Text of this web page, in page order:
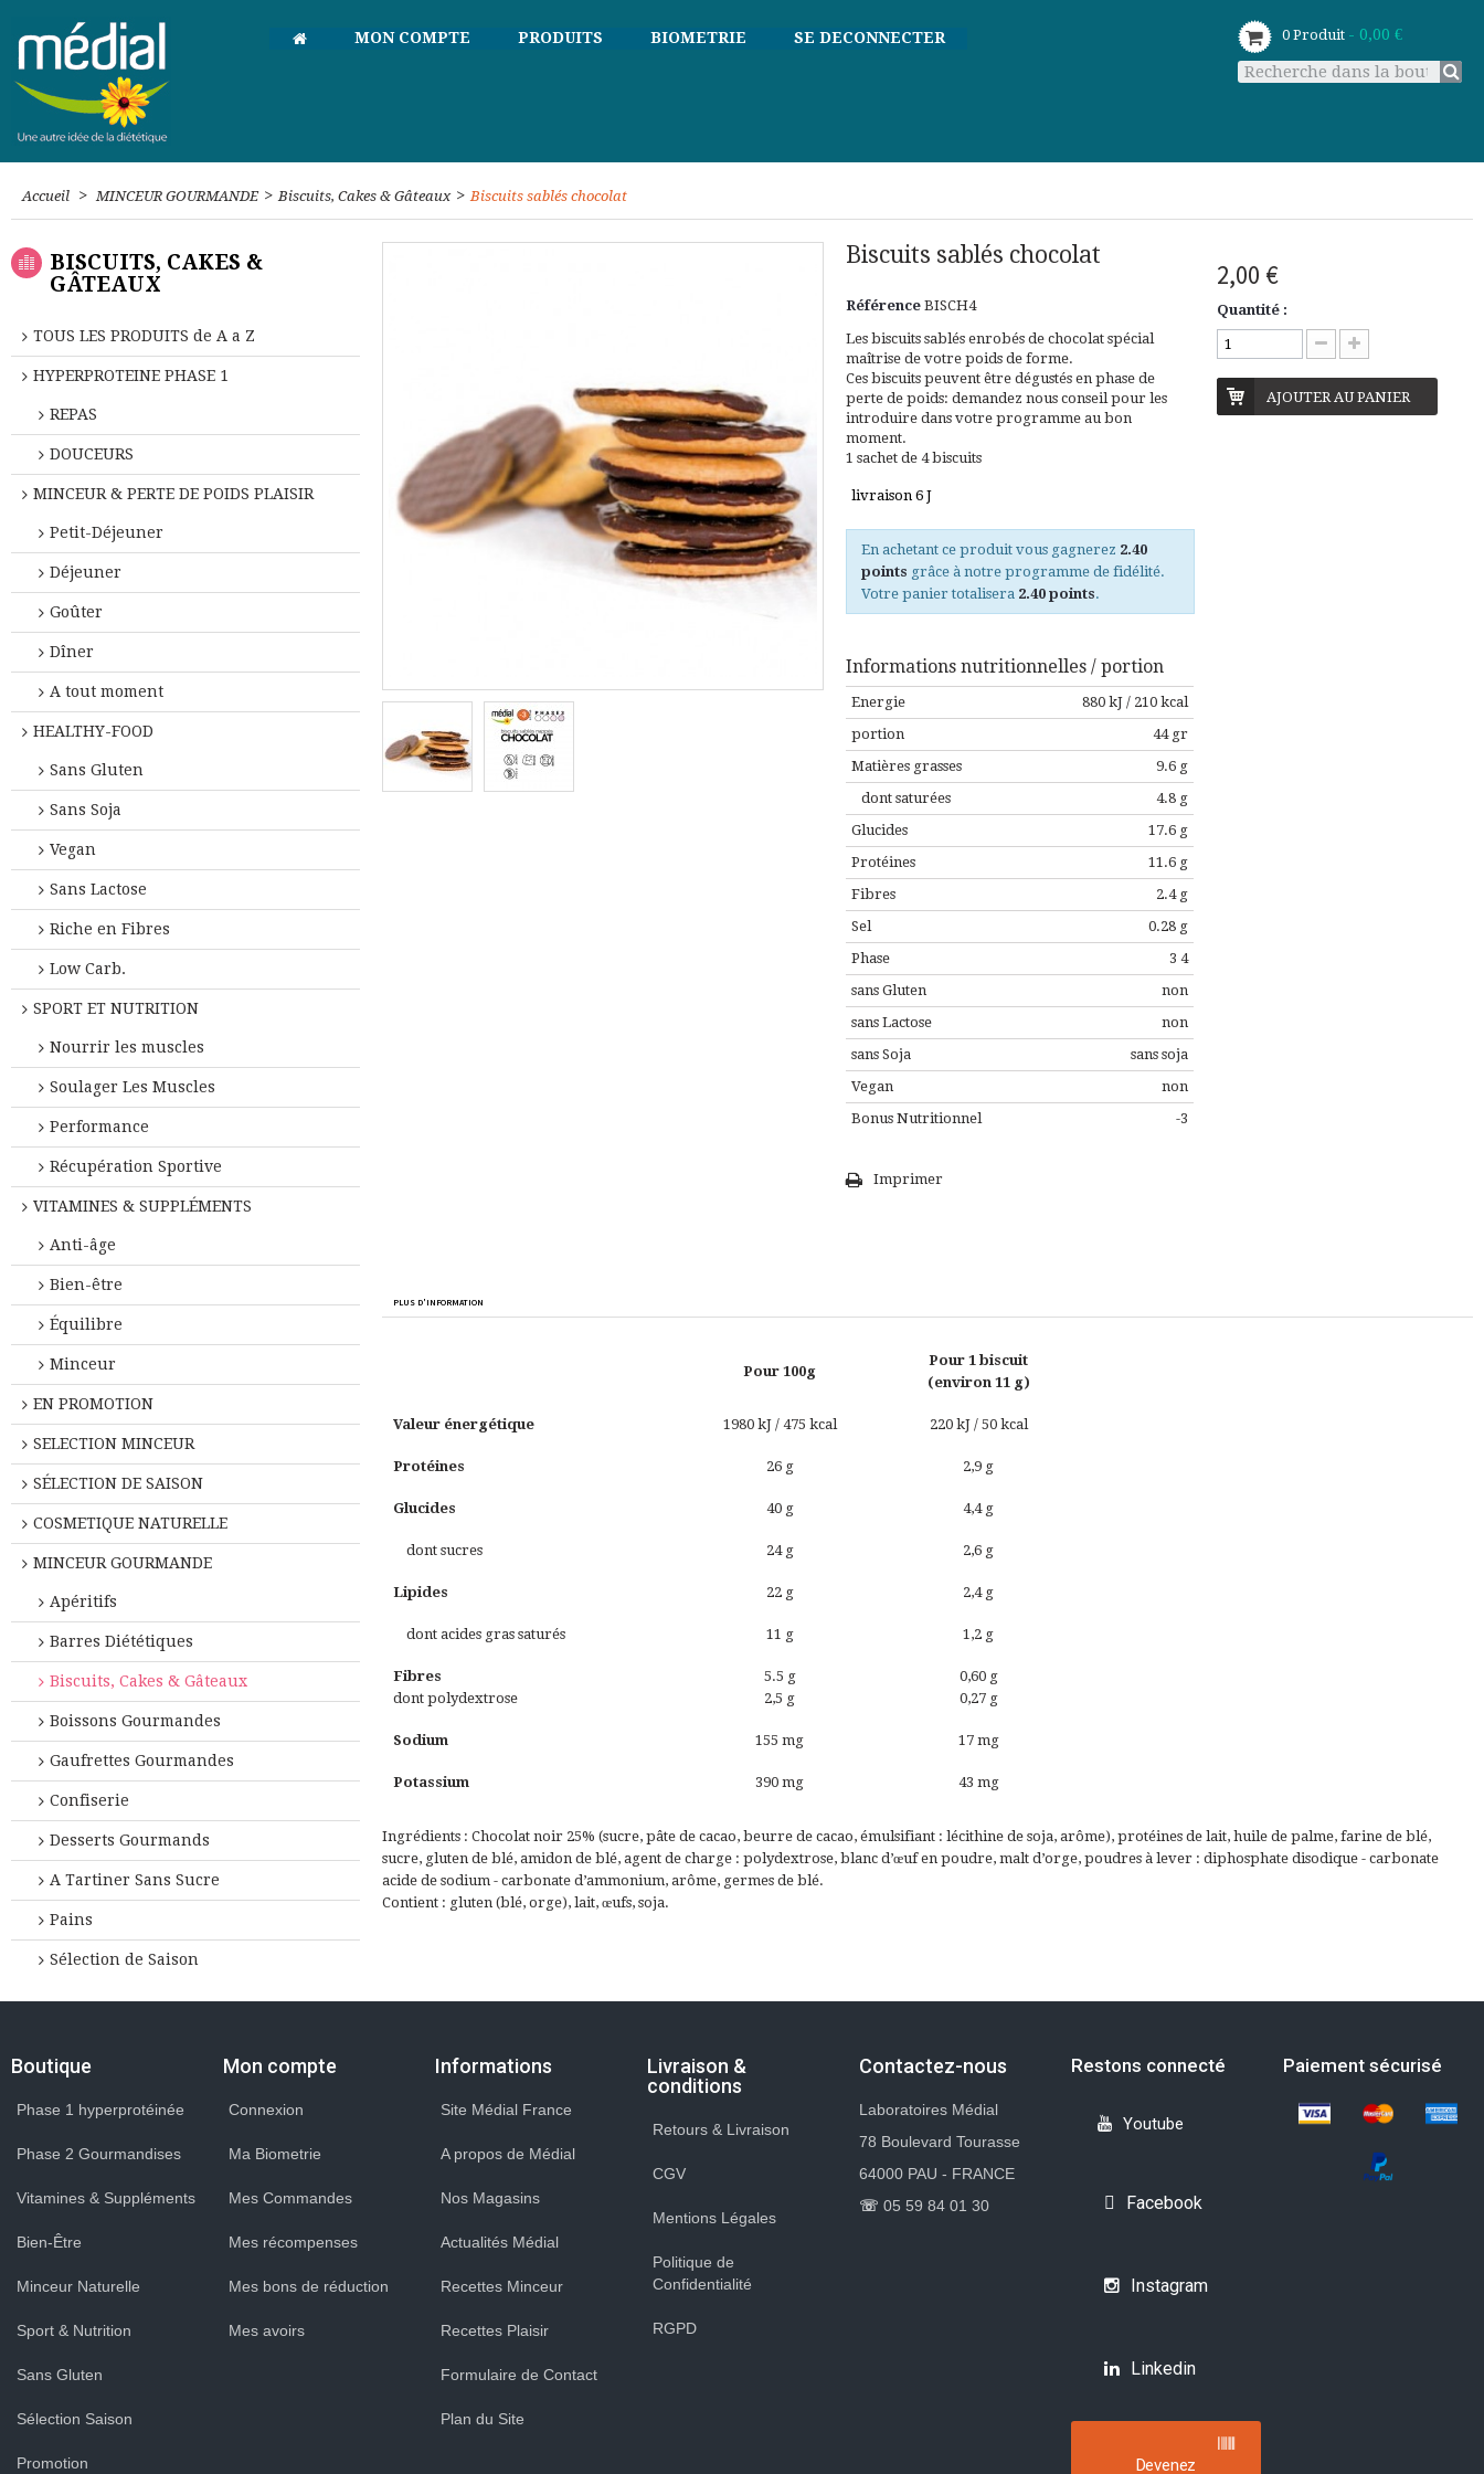
MON COMPTE PRODUITS BIOMETRIE SE DECONNECTER 0 Produit - 0,00 €
Accueil > MINCEUR GOURMANDE > Biscuits, Cakes & Gâteaux > Biscuits sablés chocolat
BISCUITS, CAKES &
GÂTEAUX
TOUS LES PRODUITS de A a Z
HYPERPROTEINE PHASE 1
REPAS
DOUCEURS
MINCEUR & PERTE DE POIDS PLAISIR
Petit-Déjeuner
Déjeuner
Goûter
Dîner
A tout moment
HEALTHY-FOOD
Sans Gluten
Sans Soja
Vegan
Sans Lactose
Riche en Fibres
Low Carb.
SPORT ET NUTRITION
Nourrir les muscles
Soulager Les Muscles
Performance
Récupération Sportive
VITAMINES & SUPPLÉMENTS
Anti-âge
Bien-être
Équilibre
Minceur
EN PROMOTION
SELECTION MINCEUR
SÉLECTION DE SAISON
COSMETIQUE NATURELLE
MINCEUR GOURMANDE
Apéritifs
Barres Diététiques
Biscuits, Cakes & Gâteaux
Boissons Gourmandes
Gaufrettes Gourmandes
Confiserie
Desserts Gourmands
A Tartiner Sans Sucre
Pains
Sélection de Saison
Biscuits sablés chocolat
Référence BISCH4
Les biscuits sablés enrobés de chocolat spécial
maîtrise de votre poids de forme.
Ces biscuits peuvent être dégustés en phase de
perte de poids: demandez nous conseil pour les
introduire dans votre programme au bon
moment.
1 sachet de 4 biscuits
livraison 6 J
En achetant ce produit vous gagnerez 2.40
points grâce à notre programme de fidélité.
Votre panier totalisera 2.40 points.
Informations nutritionnelles / portion
Energie
880 kJ / 210 kcal
portion
44 gr
Matières grasses
9.6 g
dont saturées
4.8 g
Glucides
17.6 g
Protéines
11.6 g
Fibres
2.4 g
Sel
0.28 g
Phase
3 4
sans Gluten
non
sans Lactose
non
sans Soja
sans soja
Vegan
non
Bonus Nutritionnel
-3
Imprimer
2,00 €
Quantité :
AJOUTER AU PANIER
PLUS D'INFORMATION
Pour 100g
Pour 1 biscuit
(environ 11 g)
Valeur énergétique 1980 kJ / 475 kcal 220 kJ / 50 kcal
Protéines 26 g 2,9 g
Glucides 40 g 4,4 g
dont sucres 24 g 2,6 g
Lipides 22 g 2,4 g
dont acides gras saturés 11 g 1,2 g
Fibres
dont polydextrose
5.5 g
2,5 g
0,60 g
0,27 g
Sodium 155 mg 17 mg
Potassium 390 mg 43 mg
Ingrédients : Chocolat noir 25% (sucre, pâte de cacao, beurre de cacao, émulsifiant : lécithine de soja, arôme), protéines de lait, huile de palme, farine de blé,
sucre, gluten de blé, amidon de blé, agent de charge : polydextrose, blanc d’œuf en poudre, malt d’orge, poudres à lever : diphosphate disodique - carbonate
acide de sodium - carbonate d’ammonium, arôme, germes de blé.
Contient : gluten (blé, orge), lait, œufs, soja.
Boutique
Phase 1 hyperprotéinée
Phase 2 Gourmandises
Vitamines & Suppléments
Bien-Être
Minceur Naturelle
Sport & Nutrition
Sans Gluten
Sélection Saison
Promotion
Mon compte
Connexion
Ma Biometrie
Mes Commandes
Mes récompenses
Mes bons de réduction
Mes avoirs
Informations
Site Médial France
A propos de Médial
Nos Magasins
Actualités Médial
Recettes Minceur
Recettes Plaisir
Formulaire de Contact
Plan du Site
Livraison &
conditions
Retours & Livraison
CGV
Mentions Légales
Politique de
Confidentialité
RGPD
Contactez-nous
Laboratoires Médial
78 Boulevard Tourasse
64000 PAU - FRANCE
☏ 05 59 84 01 30
Restons connecté
Youtube
Facebook
Instagram
Linkedin
Devenez
Paiement sécurisé